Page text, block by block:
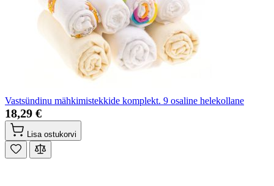
Vastsündinu mähkimistekkide komplekt. 9 osaline helekollane
18,29 €
Lisa ostukorvi